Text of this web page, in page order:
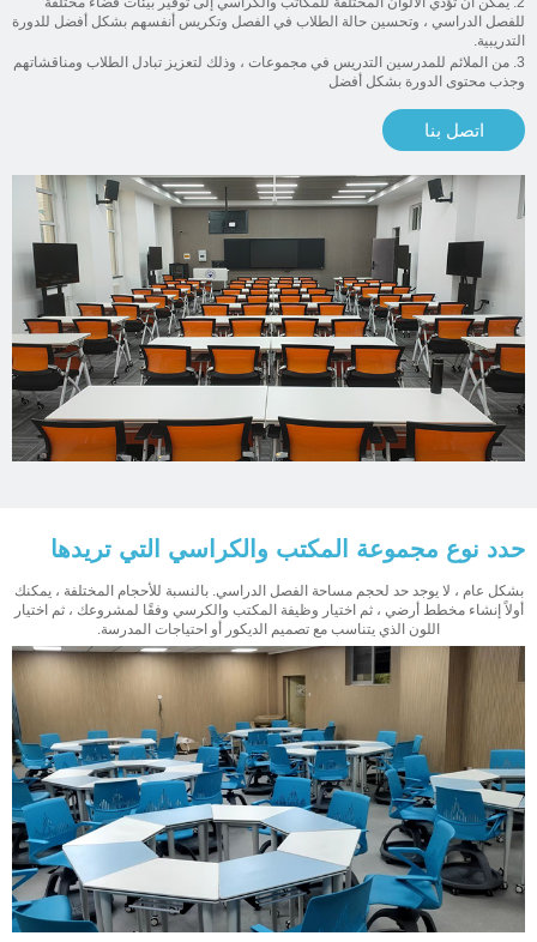
للفصل الدراسي ، وتحسين حالة الطلاب في الفصل وتكريس أنفسهم بشكل أفضل للدورة
التدريبية.
3. من الملائم للمدرسين التدريس في مجموعات ، وذلك لتعزيز تبادل الطلاب ومناقشاتهم
وجذب محتوى الدورة بشكل أفضل
اتصل بنا
حدد نوع مجموعة المكتب والكراسي التي تريدها
بشكل عام ، لا يوجد حد لحجم مساحة الفصل الدراسي. بالنسبة للأحجام المختلفة ، يمكنك
أولاً إنشاء مخطط أرضي ، ثم اختيار وظيفة المكتب والكرسي وفقًا لمشروعك ، ثم اختيار
اللون الذي يتناسب مع تصميم الديكور أو احتياجات المدرسة.